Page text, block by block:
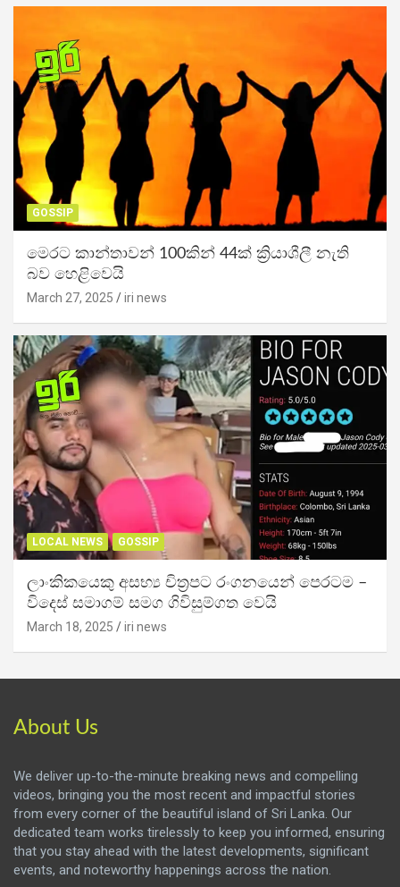
GOSSIP
මෙරට කාන්තාවන් 100කින් 44ක් ක්‍රියාශීලී නැති
බව හෙළිවෙයි
March 27, 2025 iri news
LOCAL NEWS GOSSIP
ලාංකිකයෙකු අසභ්‍ය චිත්‍රපට රංගනයෙන් පෙරටම –
විදෙස් සමාගම් සමග ගිවිසුම්ගත වෙයි
March 18, 2025 iri news
About Us
We deliver up-to-the-minute breaking news and compelling
videos, bringing you the most recent and impactful stories
from every corner of the beautiful island of Sri Lanka. Our
dedicated team works tirelessly to keep you informed, ensuring
that you stay ahead with the latest developments, significant
events, and noteworthy happenings across the nation.